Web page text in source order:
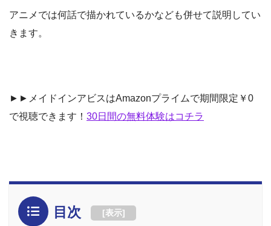
アニメでは何話で描かれているかなども併せて説明してい
きます。
►►メイドインアビスはAmazonプライムで期間限定￥0
で視聴できます！ 30日間の無料体験はコチラ
目次 [表示]